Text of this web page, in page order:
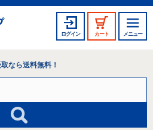
ログイン カート メニュー
なら送料無料！